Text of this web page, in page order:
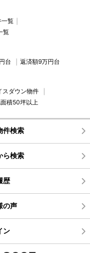
覧
覧
台 返済額9万円台
スダウン物件
積50坪以上
件検索
ら検索
歴
の声
ン